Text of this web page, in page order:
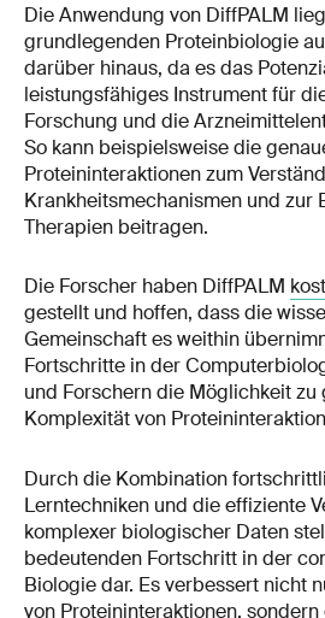
Die Anwendung von DiffPALM
grundlegenden Proteinbiologie
darüber hinaus, da es das
leistungsfähiges Instrument für
Forschung und die
So kann beispielsweise die
Proteininteraktionen zum
Krankheitsmechanismen und zur
Therapien beitragen.
Die Forscher haben DiffPALM
gestellt und hoffen, dass die
Gemeinschaft es weithin
Fortschritte in der
und Forschern die Möglichkeit zu
Komplexität von
Durch die Kombination
Lerntechniken und die effiziente
komplexer biologischer Daten
bedeutenden Fortschritt in der
Biologie dar. Es verbessert nicht
von Proteininteraktionen,